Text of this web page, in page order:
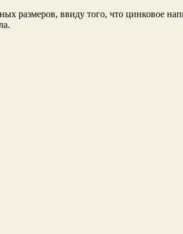
размеров, ввиду того, что цинковое